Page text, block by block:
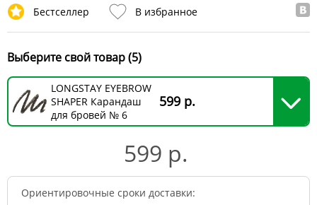
Бестселлер В избранное
Выберите свой товар (5)
LONGSTAY EYEBROW
SHAPER Карандаш
для бровей № 6
599 р.
599 р.
Ориентировочные сроки доставки: